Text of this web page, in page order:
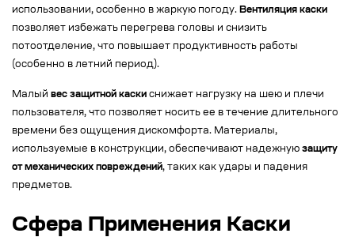
использовании, особенно в жаркую погоду. Вентиляция каски
позволяет избежать перегрева головы и снизить
потоотделение, что повышает продуктивность работы
(особенно в летний период).
Малый вес защитной каски снижает нагрузку на шею и плечи
пользователя, что позволяет носить ее в течение длительного
времени без ощущения дискомфорта. Материалы,
используемые в конструкции, обеспечивают надежную защиту
от механических повреждений, таких как удары и падения
предметов.
Сфера Применения Каски